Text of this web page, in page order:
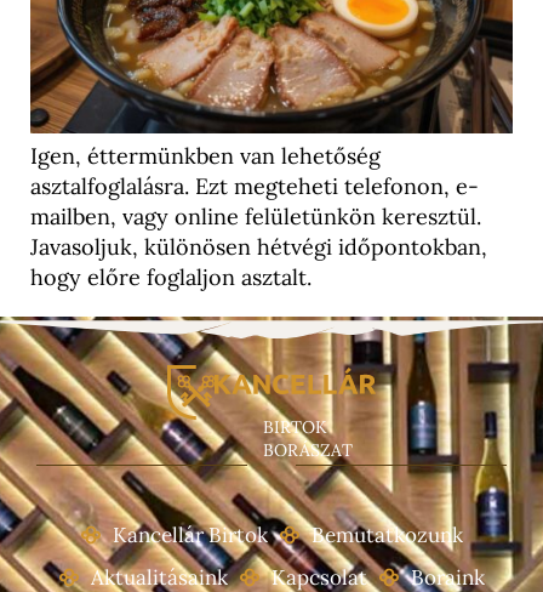
Igen, éttermünkben van lehetőség
asztalfoglalásra. Ezt megteheti telefonon, e-
mailben, vagy online felületünkön keresztül.
Javasoljuk, különösen hétvégi időpontokban,
hogy előre foglaljon asztalt.
BIRTOK
BORÁSZAT
Kancellár Birtok
Bemutatkozunk
Aktualitásaink
Kapcsolat Boraink